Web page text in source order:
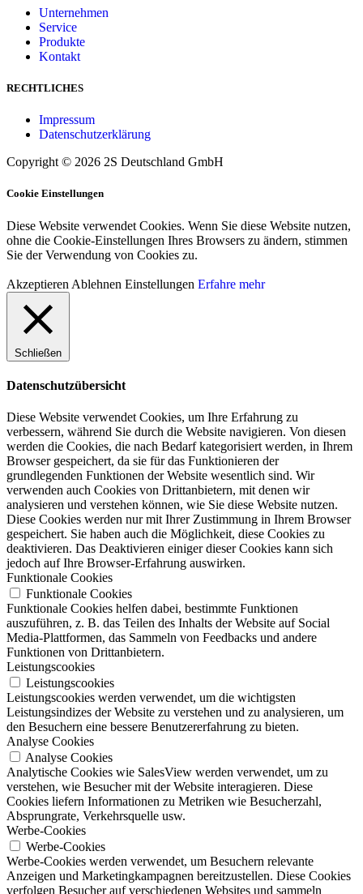
Unternehmen
Service
Produkte
Kontakt
RECHTLICHES
Impressum
Datenschutzerklärung
Copyright © 2026 2S Deutschland GmbH
Cookie Einstellungen
Diese Website verwendet Cookies. Wenn Sie diese Website nutzen,
ohne die Cookie-Einstellungen Ihres Browsers zu ändern, stimmen
Sie der Verwendung von Cookies zu.
Akzeptieren Ablehnen Einstellungen Erfahre mehr
Schließen
Datenschutzübersicht
Diese Website verwendet Cookies, um Ihre Erfahrung zu
verbessern, während Sie durch die Website navigieren. Von diesen
werden die Cookies, die nach Bedarf kategorisiert werden, in Ihrem
Browser gespeichert, da sie für das Funktionieren der
grundlegenden Funktionen der Website wesentlich sind. Wir
verwenden auch Cookies von Drittanbietern, mit denen wir
analysieren und verstehen können, wie Sie diese Website nutzen.
Diese Cookies werden nur mit Ihrer Zustimmung in Ihrem Browser
gespeichert. Sie haben auch die Möglichkeit, diese Cookies zu
deaktivieren. Das Deaktivieren einiger dieser Cookies kann sich
jedoch auf Ihre Browser-Erfahrung auswirken.
Funktionale Cookies
Funktionale Cookies
Funktionale Cookies helfen dabei, bestimmte Funktionen
auszuführen, z. B. das Teilen des Inhalts der Website auf Social
Media-Plattformen, das Sammeln von Feedbacks und andere
Funktionen von Drittanbietern.
Leistungscookies
Leistungscookies
Leistungscookies werden verwendet, um die wichtigsten
Leistungsindizes der Website zu verstehen und zu analysieren, um
den Besuchern eine bessere Benutzererfahrung zu bieten.
Analyse Cookies
Analyse Cookies
Analytische Cookies wie SalesView werden verwendet, um zu
verstehen, wie Besucher mit der Website interagieren. Diese
Cookies liefern Informationen zu Metriken wie Besucherzahl,
Absprungrate, Verkehrsquelle usw.
Werbe-Cookies
Werbe-Cookies
Werbe-Cookies werden verwendet, um Besuchern relevante
Anzeigen und Marketingkampagnen bereitzustellen. Diese Cookies
verfolgen Besucher auf verschiedenen Websites und sammeln